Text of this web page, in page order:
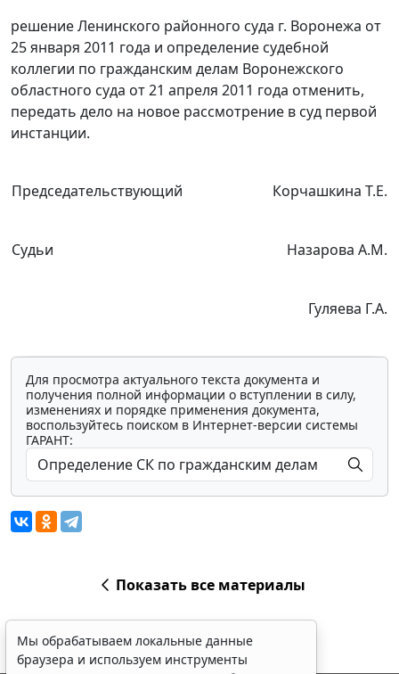
решение Ленинского районного суда г. Воронежа от
25 января 2011 года и определение судебной
коллегии по гражданским делам Воронежского
областного суда от 21 апреля 2011 года отменить,
передать дело на новое рассмотрение в суд первой
инстанции.
Председательствующий Корчашкина Т.Е.
Судьи Назарова А.М.
Гуляева Г.А.
Для просмотра актуального текста документа и
получения полной информации о вступлении в силу,
изменениях и порядке применения документа,
воспользуйтесь поиском в Интернет-версии системы
ГАРАНТ:
Показать все материалы
Мы обрабатываем локальные данные
браузера и используем инструменты